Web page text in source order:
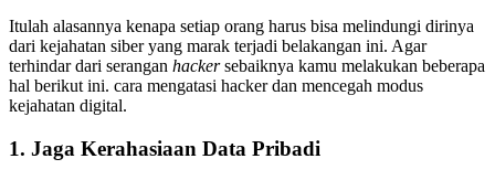
Itulah alasannya kenapa setiap orang harus bisa melindungi dirinya
dari kejahatan siber yang marak terjadi belakangan ini. Agar
terhindar dari serangan hackersebaiknya kamu melakukan beberapa
hal berikut ini. cara mengatasi hacker dan mencegah modus
kejahatan digital.
1. Jaga Kerahasiaan Data Pribadi